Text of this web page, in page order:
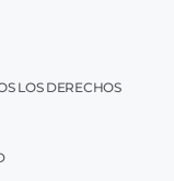
LOS DERECHOS